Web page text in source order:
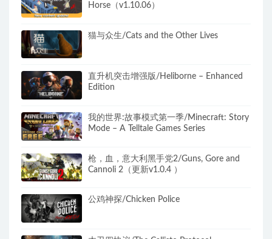
Horse（v1.10.06）
猫与众生/Cats and the Other Lives
直升机突击增强版/Heliborne – Enhanced
Edition
我的世界:故事模式第一季/Minecraft: Story
Mode – A Telltale Games Series
枪，血，意大利黑手党2/Guns, Gore and
Cannoli 2（更新v1.0.4 ）
公鸡神探/Chicken Police